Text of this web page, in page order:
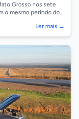
Grosso nos sete
o mesmo período do
Ler mais →